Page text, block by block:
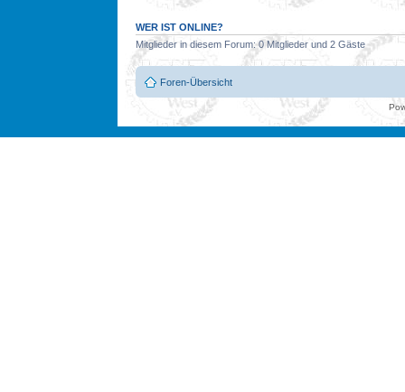
WER IST ONLINE?
Mitglieder in diesem Forum: 0 Mitglieder und 2 Gäste
Foren-Übersicht